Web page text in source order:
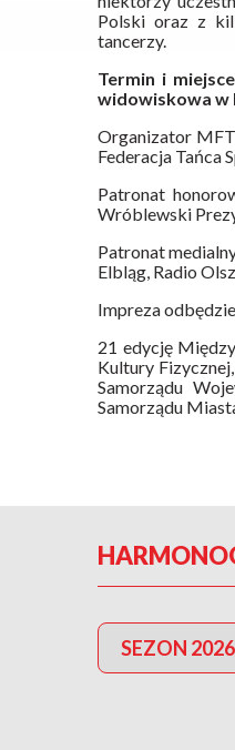
Polski oraz z
tancerzy.
Termin i
widowiskowa w
Organizator MFT
Federacja Tańca
Patronat
Wróblewski
Patronat
Elbląg, Radio
Impreza
21 edycję
Kultury
Samorządu
Samorządu
SEZON